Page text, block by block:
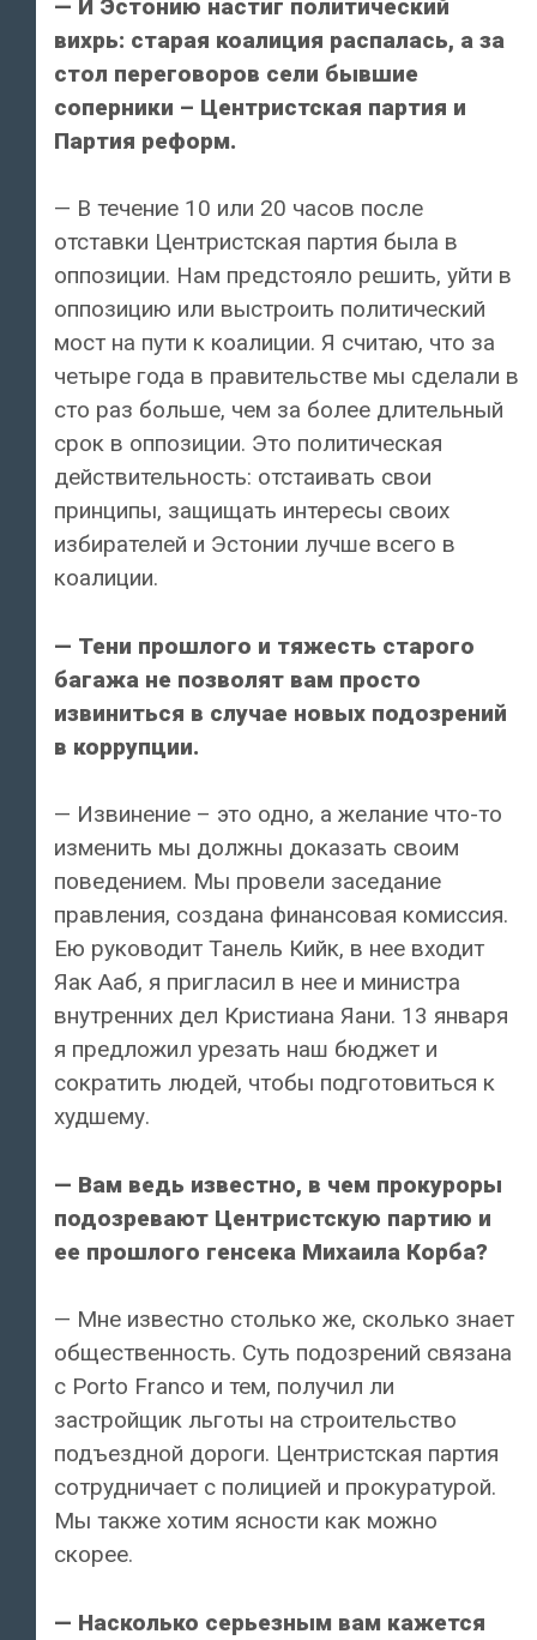
— И Эстонию настиг политический
вихрь: старая коалиция распалась, а за
стол переговоров сели бывшие
соперники – Центристская партия и
Партия реформ.
— В течение 10 или 20 часов после
отставки Центристская партия была в
оппозиции. Нам предстояло решить, уйти в
оппозицию или выстроить политический
мост на пути к коалиции. Я считаю, что за
четыре года в правительстве мы сделали в
сто раз больше, чем за более длительный
срок в оппозиции. Это политическая
действительность: отстаивать свои
принципы, защищать интересы своих
избирателей и Эстонии лучше всего в
коалиции.
— Тени прошлого и тяжесть старого
багажа не позволят вам просто
извиниться в случае новых подозрений
в коррупции.
— Извинение – это одно, а желание что-то
изменить мы должны доказать своим
поведением. Мы провели заседание
правления, создана финансовая комиссия.
Ею руководит Танель Кийк, в нее входит
Яак Ааб, я пригласил в нее и министра
внутренних дел Кристиана Яани. 13 января
я предложил урезать наш бюджет и
сократить людей, чтобы подготовиться к
худшему.
— Вам ведь известно, в чем прокуроры
подозревают Центристскую партию и
ее прошлого генсека Михаила Корба?
— Мне известно столько же, сколько знает
общественность. Суть подозрений связана
с Porto Franco и тем, получил ли
застройщик льготы на строительство
подъездной дороги. Центристская партия
сотрудничает с полицией и прокуратурой.
Мы также хотим ясности как можно
скорее.
— Насколько серьезным вам кажется